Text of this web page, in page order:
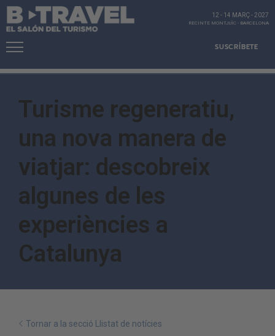
SUSCRÍBETE
12 - 14 MARÇ-2027
RECINTE MONTJUÏC - BARCELONA
Turisme regeneratiu,
una nova manera de
viatjar: descobreix
algunes de les
experiències a
Catalunya
Tornar a la secció Llistat de notícies